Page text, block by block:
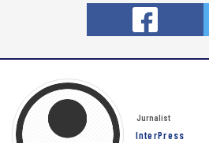
Jurnalist
InterPress